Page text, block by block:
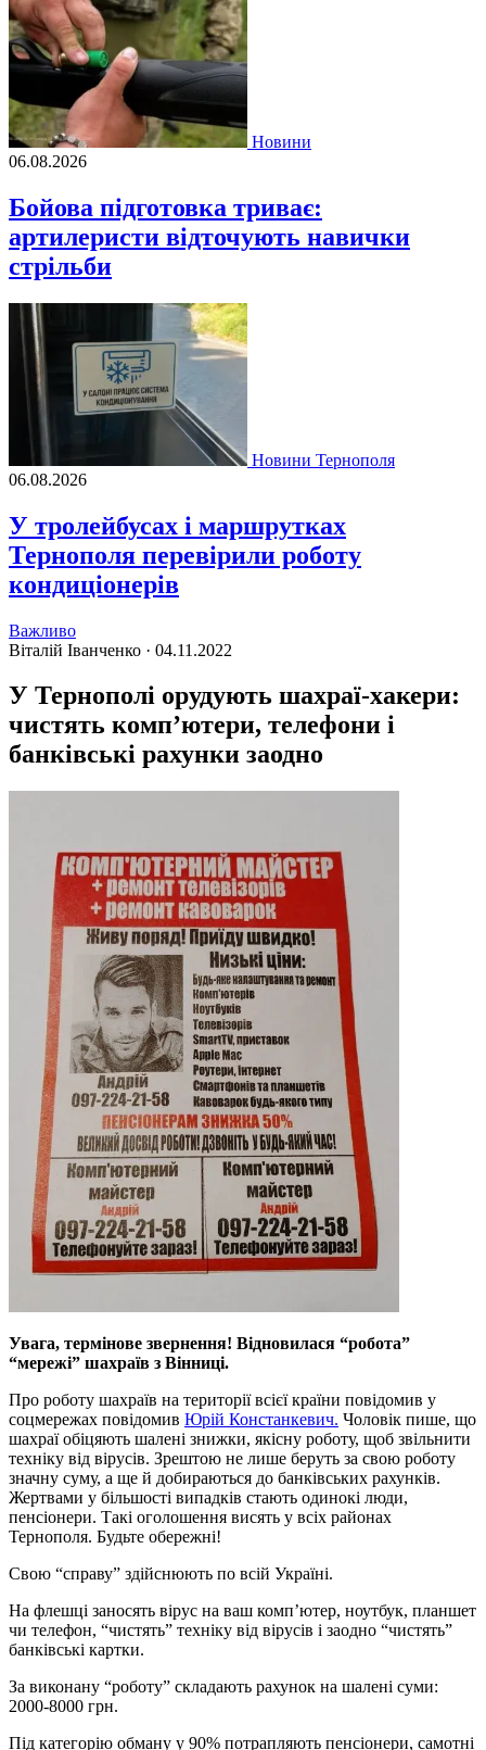
Новини
06.08.2026
Бойова підготовка триває:
артилеристи відточують навички
стрільби
Новини Тернополя
06.08.2026
У тролейбусах і маршрутках
Тернополя перевірили роботу
кондиціонерів
Важливо
Віталій Іванченко · 04.11.2022
У Тернополі орудують шахраї-хакери:
чистять комп’ютери, телефони і
банківські рахунки заодно
Увага, термiнове звернення! Вiдновилася “робота”
“мережi” шахраїв з Вiнницi.
Про роботу шахраїв на територiї всiєї країни повiдомив у
соцмережах повiдомив Юрiй Констанкевич. Чоловiк пише, що
шахраї обiцяють шаленi знижки, якiсну роботу, щоб звiльнити
технiку вiд вiрусiв. Зрештою не лише беруть за свою роботу
значну суму, а ще й добираються до банкiвських рахункiв.
Жертвами у бiльшостi випадкiв стають одинокi люди,
пенсiонери. Такi оголошення висять у всiх районах
Тернополя. Будьте обережнi!
Свою “справу” здiйснюють по всiй Українi.
На флешцi заносять вiрус на ваш комп’ютер, ноутбук, планшет
чи телефон, “чистять” технiку вiд вiрусiв i заодно “чистять”
банкiвськi картки.
За виконану “роботу” складають рахунок на шаленi суми:
2000-8000 грн.
Пiд категорiю обману у 90% потрапляють пенсiонери, самотнi